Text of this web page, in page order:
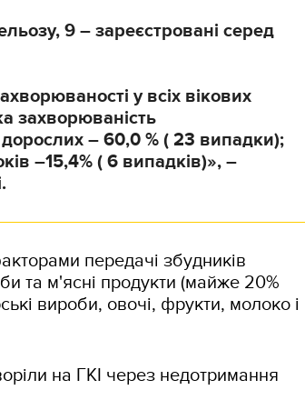
9 – зареєстровані серед
у всіх вікових
захворюваність
– 60,0 % ( 23 випадки);
–15,4% ( 6 випадків)», –
передачі збудників
та м'ясні продукти (майже 20%
вироби, овочі, фрукти, молоко і
на ГКІ через недотримання